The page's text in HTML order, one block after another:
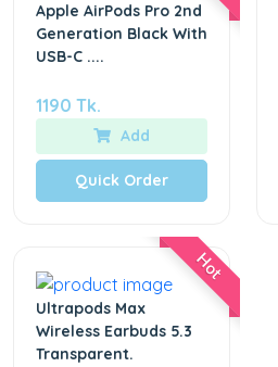
Apple AirPods Pro 2nd
Generation Black With
USB-C ....
1190 Tk.
Add
Quick Order
Hot
Ultrapods Max
Wireless Earbuds 5.3
Transparent.